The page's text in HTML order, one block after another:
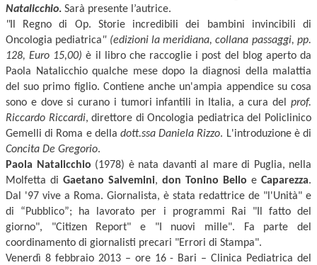
Natalicchio. Sarà presente l’autrice.
" Il Regno di Op. Storie incredibili dei bambini invincibili di
Oncologia pediatrica" (edizioni la meridiana, collana passaggi, pp.
128, Euro 15,00) è il libro che raccoglie i post del blog aperto da
Paola Natalicchio qualche mese dopo la diagnosi della malattia
del suo primo figlio. Contiene anche un'ampia appendice su cosa
sono e dove si curano i tumori infantili in Italia, a cura del prof.
Riccardo Riccardi, direttore di Oncologia pediatrica del Policlinico
Gemelli di Roma e della dott.ssa Daniela Rizzo. L'introduzione è di
Concita De Gregorio.
Paola Natalicchio (1978) è nata davanti al mare di Puglia, nella
Molfetta di Gaetano Salvemini, don Tonino Bello e Caparezza.
Dal '97 vive a Roma. Giornalista, è stata redattrice de "l'Unità" e
di “Pubblico”; ha lavorato per i programmi Rai "Il fatto del
giorno", "Citizen Report" e "I nuovi mille". Fa parte del
coordinamento di giornalisti precari "Errori di Stampa".
Venerdì 8 febbraio 2013 – ore 16 - Bari – Clinica Pediatrica del